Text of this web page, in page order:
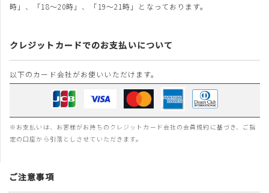
時」、「18～20時」、「19～21時」となっております。
クレジットカードでのお支払いについて
以下のカード会社がお使いいただけます。
※お支払いは、お客様がお持ちのクレジットカード会社の会員規約に基づき、ご指
定の口座から引落としさせていただきます。
ご注意事項